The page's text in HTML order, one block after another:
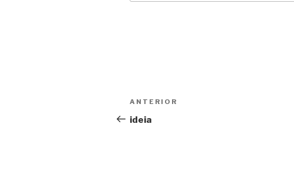
Navegação
de
Conteúdo
anterior
ANTERIOR
ideia